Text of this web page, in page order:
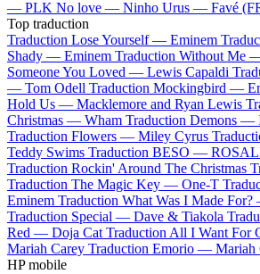
— PLK No love — Ninho Urus — Favé
Top traduction
Traduction Lose Yourself — Eminem
Shady — Eminem Traduction Without Me
Someone You Loved — Lewis Capaldi
— Tom Odell Traduction Mockingbird —
Hold Us — Macklemore and Ryan Lewis
Christmas — Wham Traduction Demons —
Traduction Flowers — Miley Cyrus
Teddy Swims Traduction BESO —
Traduction Rockin' Around The Christmas
Traduction The Magic Key — One-T
Eminem Traduction What Was I Made
Traduction Special — Dave & Tiakola
Red — Doja Cat Traduction All I Want For
Mariah Carey Traduction Emorio — Mariah
HP mobile